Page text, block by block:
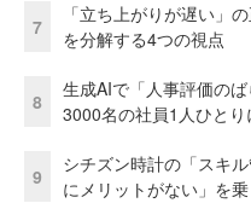
7
「立ち上がりが遅い
を分解する4つの視点
8
生成AIで「人事評価の
3000名の社員1人ひと
9
シチズン時計の「スキ
にメリットがない」を